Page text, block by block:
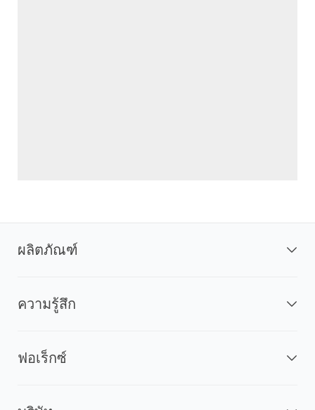
ผลิตภัณฑ์
ความรู้สึก
ฟอเร็กซ์